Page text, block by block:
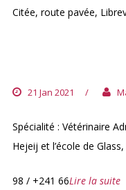
Citée, route pavée,
21 Jan 2021 /
Spécialité : Vétérinaire
Hejeij et l’école de
98 / +241 66Lire la suite